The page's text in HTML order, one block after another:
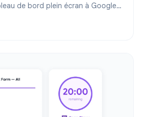
de bord plein écran à Google
tarifs et les profils d'utilisateurs
2026 : Une meilleure façon de